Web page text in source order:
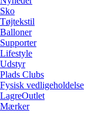
Sko
Tøjtekstil
Balloner
Supporter
Lifestyle
Udstyr
Plads Clubs
Fysisk vedligeholdelse
LagreOutlet
Mærker